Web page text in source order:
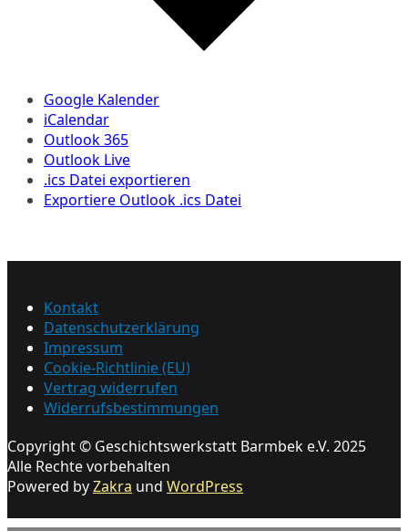
Google Kalender
iCalendar
Outlook 365
Outlook Live
.ics Datei exportieren
Exportiere Outlook .ics Datei
Kontakt
Datenschutzerklärung
Impressum
Cookie-Richtlinie (EU)
Vertrag widerrufen
Widerrufsbestimmungen
Copyright © Geschichtswerkstatt Barmbek e.V. 2025
Alle Rechte vorbehalten
Powered byZakra und WordPress